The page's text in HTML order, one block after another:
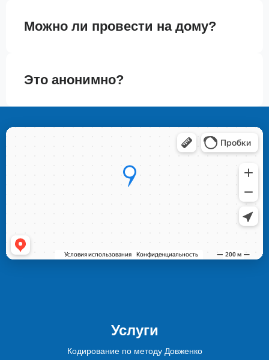
Можно ли провести на дому?
Это анонимно?
Услуги
Кодирование по методу Довженко